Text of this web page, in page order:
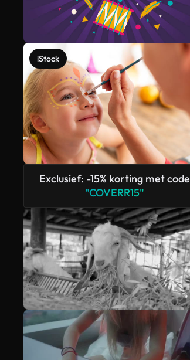
iStock
Exclusief: -15% korting met code
"COVERR15"